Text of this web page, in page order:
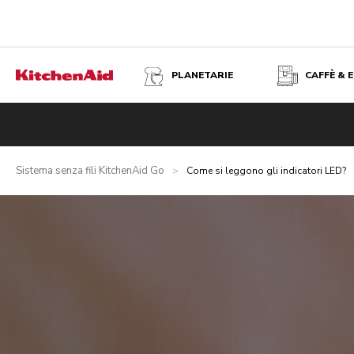
PLANETARIE CAFFÈ &
Sistema senza fili KitchenAid Go > Come si leggono gli indicatori LED?